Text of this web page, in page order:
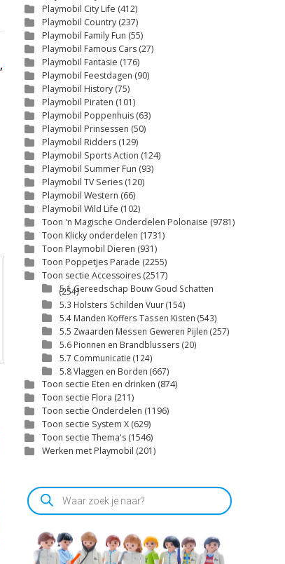
,
Playmobil City Life (412)
Playmobil Country (237)
Playmobil Family Fun (55)
Playmobil Famous Cars (27)
Playmobil Fantasie (176)
Playmobil Feestdagen (90)
Playmobil History (75)
Playmobil Piraten (101)
Playmobil Poppenhuis (63)
Playmobil Prinsessen (50)
Playmobil Ridders (129)
Playmobil Sports Action (124)
Playmobil Summer Fun (93)
Playmobil TV Series (120)
Playmobil Western (66)
Playmobil Wild Life (102)
Toon 'n Magische Onderdelen Polonaise (9781)
Toon Klicky onderdelen (1731)
Toon Playmobil Dieren (931)
Toon Poppetjes Parade (2255)
Toon sectie Accessoires (2517)
5.1 Gereedschap Bouw Goud Schatten
(254)
5.3 Holsters Schilden Vuur(154)
5.4 Manden Koffers Tassen Kisten (543)
5.5 Zwaarden Messen Geweren Pijlen (257)
5.6 Pionnen en Brandblussers (20)
5.7 Communicatie (124)
5.8 Vlaggen en Borden (667)
Toon sectie Eten en drinken (874)
Toon sectie Flora (211)
Toon sectie Onderdelen (1196)
Toon sectie System X (629)
Toon sectie Thema's (1546)
Werken met Playmobil (201)
Producten
zoeken